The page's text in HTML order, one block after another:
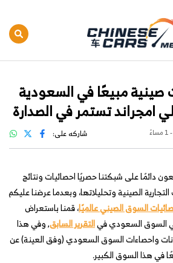
صينية مبيعًا في السعودية
شاركه على:
دائمًا على شبكتنا حصريًا احصائيات ونتائج
الصينية وتحليلاتها، وبعدما عرضنا عليكم
السوق الصيني عالميًا، قمنا باستعراض
في السوق السعودي فيالتقرير السابق, وفي هذا
واحصاءات السوق السعودي (وفق العينة) عن
في هذا السوق الكبير.